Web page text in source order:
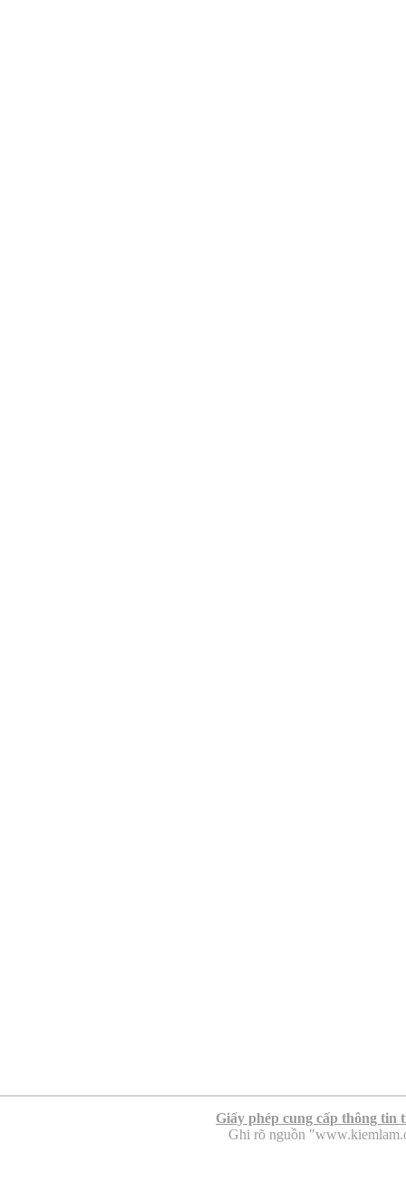
Giấy phép cung cấp thông tin
Ghi rõ nguồn